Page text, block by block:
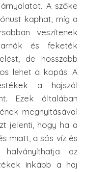
A szőke
kaphat, míg a
veszítenek
és feketék
de hosszabb
lehet a kopás. A
a hajszál
Ezek általában
megnyitásával
jelenti, hogy ha a
miatt, a sós víz és
az
inkább a haj